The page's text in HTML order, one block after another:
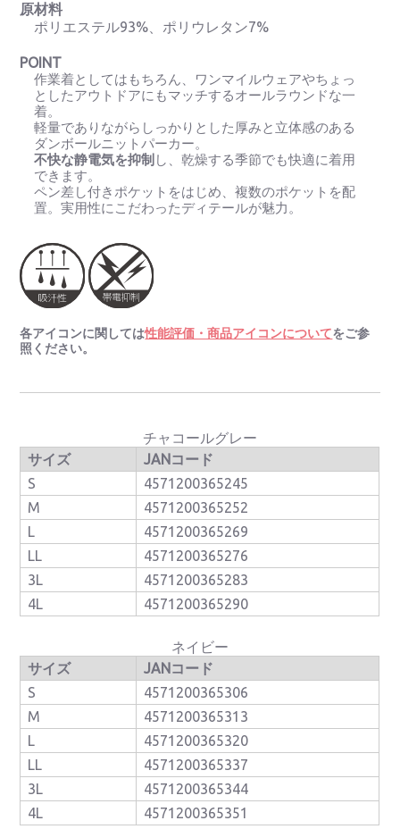
原材料
ポリエステル93%、ポリウレタン7%
POINT
作業着としてはもちろん、ワンマイルウェアやちょっ
としたアウトドアにもマッチするオールラウンドな一
着。
軽量でありながらしっかりとした厚みと立体感のある
ダンボールニットパーカー。
不快な静電気を抑制 し、乾燥する季節でも快適に着用
できます。
ペン差し付きポケットをはじめ、複数のポケットを配
置。実用性にこだわったディテールが魅力。
各アイコンに関しては性能評価・商品アイコンについてをご参
照ください。
チャコールグレー
サイズ
JANコード
S
4571200365245
M
4571200365252
L
4571200365269
LL
4571200365276
3L
4571200365283
4L
4571200365290
ネイビー
サイズ
JANコード
S
4571200365306
M
4571200365313
L
4571200365320
LL
4571200365337
3L
4571200365344
4L
4571200365351